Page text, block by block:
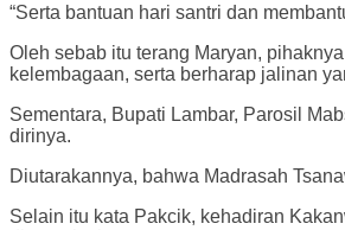
“Serta bantuan hari santri dan
Oleh sebab itu terang Maryan,
kelembagaan, serta berharap jalinan
Sementara, Bupati Lambar, Parosil
dirinya.
Diutarakannya, bahwa Madrasah
Selain itu kata Pakcik, kehadiran